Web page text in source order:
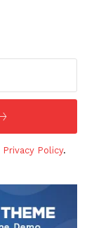
Privacy Policy.